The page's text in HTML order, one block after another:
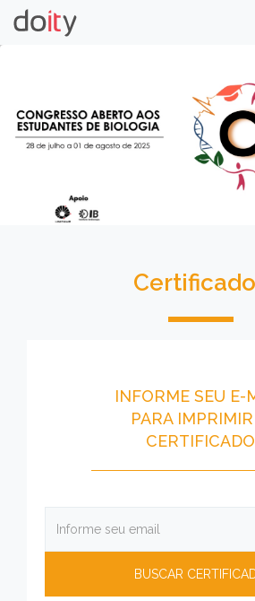
INFORME SEU E-
PARA
CERTIFICADO